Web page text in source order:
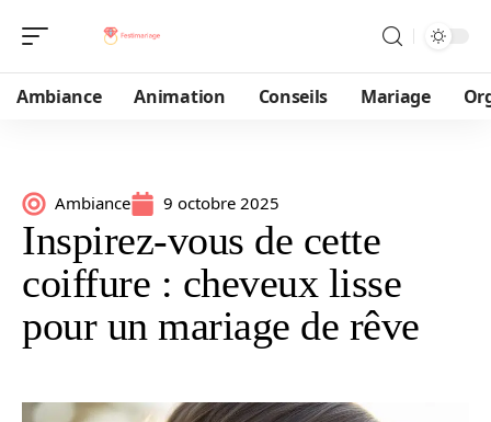
Ambiance Animation Conseils Mariage
Ambiance 9 octobre 2025
Inspirez-vous de cette
coiffure : cheveux lisse
pour un mariage de rêve